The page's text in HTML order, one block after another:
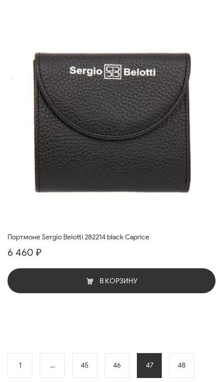
Портмоне Sergio Belotti 282214 black Caprice
6 460 ₽
В КОРЗИНУ
1 ... 45 46 47 48